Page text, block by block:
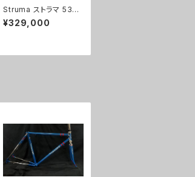
Struma ストラマ 530
試乗車（ホイール別）
¥329,000